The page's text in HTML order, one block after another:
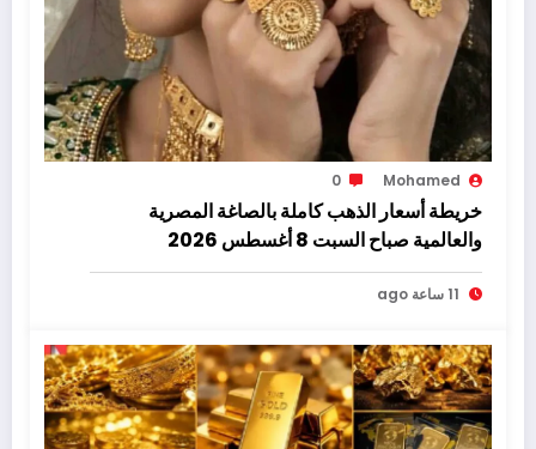
Mohamed
0
خريطة أسعار الذهب كاملة بالصاغة المصرية
والعالمية صباح السبت 8 أغسطس 2026
11 ساعة ago